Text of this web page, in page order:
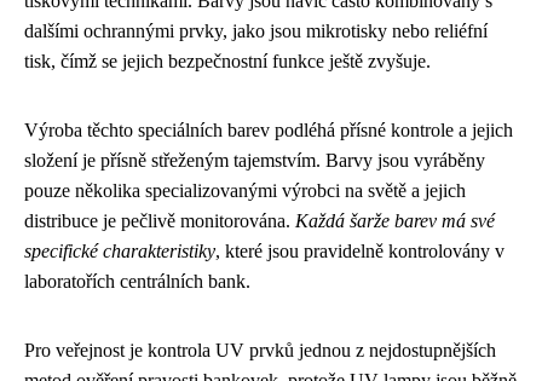
dalšími ochrannými prvky, jako jsou mikrotisky nebo reliéfní
tisk, čímž se jejich bezpečnostní funkce ještě zvyšuje.
Výroba těchto speciálních barev podléhá přísné kontrole a jejich
složení je přísně střeženým tajemstvím. Barvy jsou vyráběny
pouze několika specializovanými výrobci na světě a jejich
distribuce je pečlivě monitorována. Každá šarže barev má své
specifické charakteristiky, které jsou pravidelně kontrolovány v
laboratořích centrálních bank.
Pro veřejnost je kontrola UV prvků jednou z nejdostupnějších